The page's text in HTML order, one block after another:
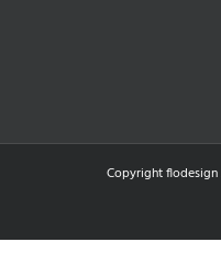
Copyright flodesign